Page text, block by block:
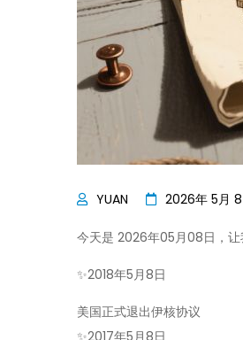
2026年 5月 8
今天是 2026年05月08日，让
✨2018年5月8日
美国正式退出伊核协议
✨2017年5月8日